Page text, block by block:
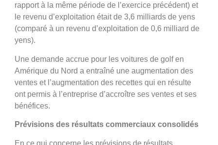
rapport à la même période de l’exercice précédent) et
le revenu d’exploitation était de 3,6 milliards de yens
(comparé à un revenu d’exploitation de 0,6 milliard de
yens).
Une demande accrue pour les voitures de golf en
Amérique du Nord a entraîné une augmentation des
ventes et l’augmentation des recettes qui en résulte
ont permis à l’entreprise d’accroître ses ventes et ses
bénéfices.
Prévisions des résultats commerciaux consolidés
En ce qui concerne les prévisions de résultats